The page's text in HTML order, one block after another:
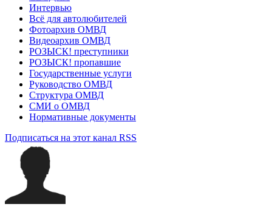
Интервью
Всё для автолюбителей
Фотоархив ОМВД
Видеоархив ОМВД
РОЗЫСК! преступники
РОЗЫСК! пропавшие
Государственные услуги
Руководство ОМВД
Структура ОМВД
СМИ о ОМВД
Нормативные документы
Подписаться на этот канал RSS